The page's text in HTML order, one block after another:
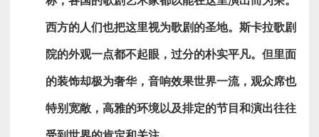
西方的人们也把这里视为歌剧的圣地。 斯卡拉歌剧
院的外观一点都不起眼，过分的朴实平凡。但里面
的装饰却极为奢华，音响效果世界一流，观众席也
特别宽敞， 高雅的环境以及排定的节目和演出往往